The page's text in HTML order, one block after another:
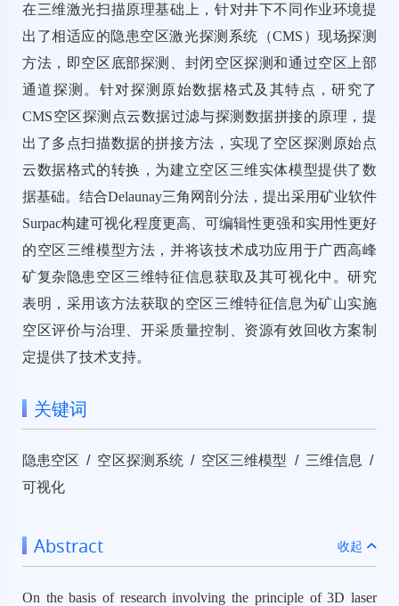
在三维激光扫描原理基础上，针对井下不同作业环境提
出了相适应的隐患空区激光探测系统（CMS）现场探测
方法，即空区底部探测、封闭空区探测和通过空区上部
通道探测。针对探测原始数据格式及其特点，研究了
CMS空区探测点云数据过滤与探测数据拼接的原理，提
出了多点扫描数据的拼接方法，实现了空区探测原始点
云数据格式的转换，为建立空区三维实体模型提供了数
据基础。结合Delaunay三角网剖分法，提出采用矿业软件
Surpac构建可视化程度更高、可编辑性更强和实用性更好
的空区三维模型方法，并将该技术成功应用于广西高峰
矿复杂隐患空区三维特征信息获取及其可视化中。研究
表明，采用该方法获取的空区三维特征信息为矿山实施
空区评价与治理、开采质量控制、资源有效回收方案制
定提供了技术支持。
关键词
隐患空区 / 空区探测系统 / 空区三维模型 / 三维信息 /
可视化
Abstract 收起
On the basis of research involving the principle of 3D laser